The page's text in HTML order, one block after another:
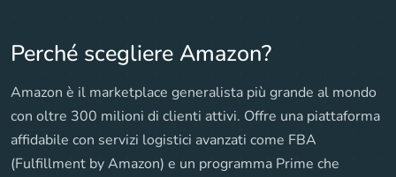
Perché scegliere Amazon?
Amazon è il marketplace generalista più grande al mondo
con oltre 300 milioni di clienti attivi. Offre una piattaforma
affidabile con servizi logistici avanzati come FBA
(Fulfillment by Amazon) e un programma Prime che